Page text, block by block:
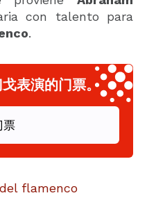
con talento para
.
表演的门票。
票